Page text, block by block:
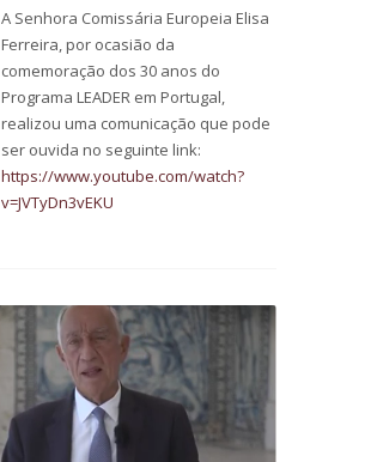
A Senhora Comissária Europeia Elisa
Ferreira, por ocasião da
comemoração dos 30 anos do
Programa LEADER em Portugal,
realizou uma comunicação que pode
ser ouvida no seguinte link:
https://www.youtube.com/watch?
v=JVTyDn3vEKU